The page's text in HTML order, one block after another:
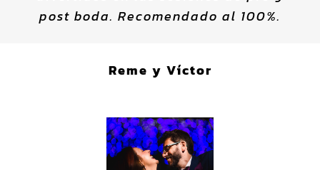
post boda. Recomendado al 100%.
Reme y Víctor